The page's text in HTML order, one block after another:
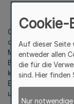
Gemäß § 21 Satz 2
des Regionalplans
Mittelstand und
Bezirksregierung
kreisfreien Stadt
Euskirchen und
und Gemeinden zur
Cookie-
Auf dieser Seite
entweder allen
die für die
sind. Hier finden
Nur